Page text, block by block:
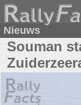
Nieuws
Souman